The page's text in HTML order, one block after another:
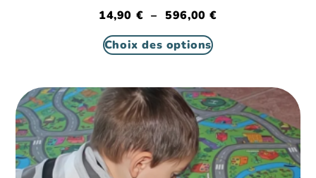
14,90 € – 596,00€
Choix des options